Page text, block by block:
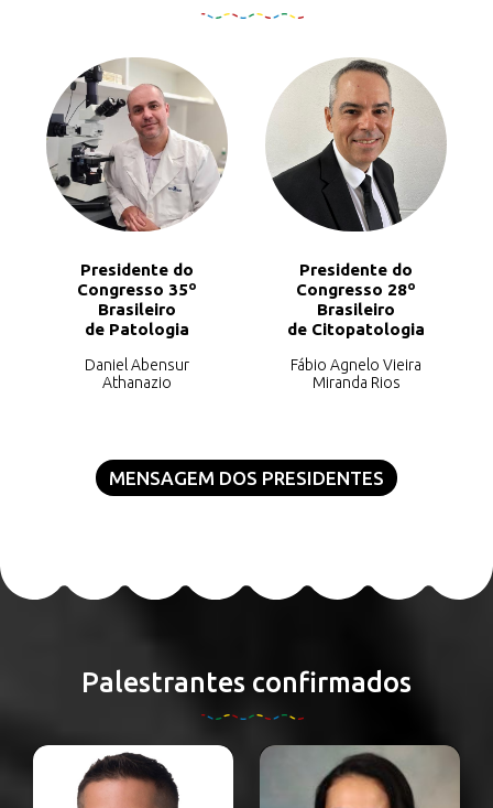
Presidente do
Congresso 35º
Brasileiro
de Patologia
Daniel Abensur
Athanazio
Presidente do
Congresso 28º
Brasileiro
de Citopatologia
Fábio Agnelo Vieira
Miranda Rios
MENSAGEM DOS PRESIDENTES
Palestrantes confirmados